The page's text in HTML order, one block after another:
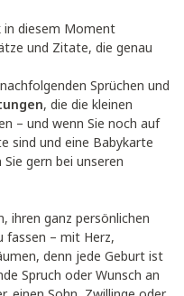
in diesem Moment
und Zitate, die genau
Sprüchen und
, die die kleinen
– und wenn Sie noch auf
sind und eine Babykarte
gern bei unseren
ihren ganz persönlichen
fassen – mit Herz,
denn jede Geburt ist
Spruch oder Wunsch an